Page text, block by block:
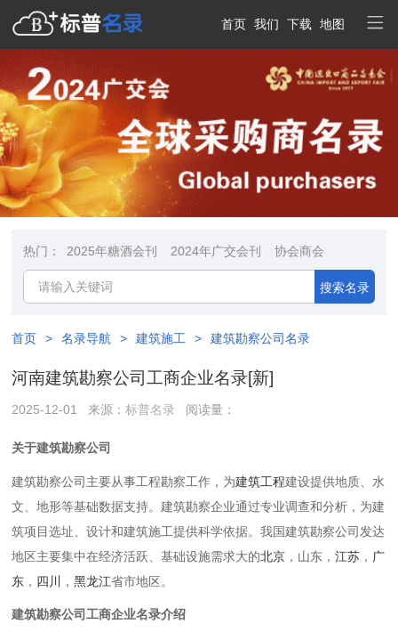
首页 我们 下载 地图
热门： 2025年糖酒会刊 2024年广交会刊 协会商会
搜索名录
首页 > 名录导航 > 建筑施工 > 建筑勘察公司名录
河南建筑勘察公司工商企业名录[新]
2025-12-01 来源：标普名录 阅读量：
关于建筑勘察公司
建筑勘察公司主要从事‌工程勘察工作，为‌建筑工程建设提供地质、水
文、地形等基础数据支持。建筑勘察企业通过专业调查和分析，为建
筑项目选址、设计和建筑施工提供科学依据。我国建筑勘察公司发达
地区主要集中在‌经济活跃、‌基础设施需求大的北京 ，山东，江苏 ， 广
东 ， 四川 ，黑龙江省市地区。
建筑勘察公司工商企业名录介绍